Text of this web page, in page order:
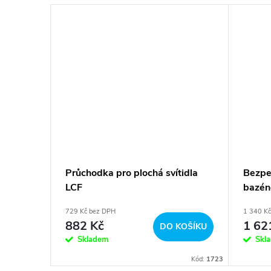
Průchodka pro plochá svítidla
LCF
729 Kč bez DPH
882 Kč
Skladem
DO KOŠÍKU
Kód: 1723
1 340
1